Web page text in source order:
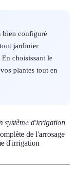
bien configuré
jardinier
choisissant le
plantes tout en
système d'irrigation
de l'arrosage
d'irrigation